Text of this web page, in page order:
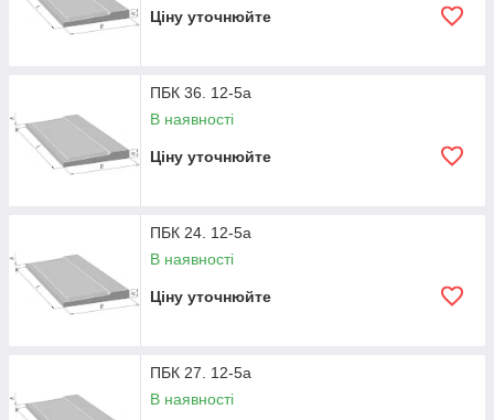
Ціну уточнюйте
ПБК 36. 12-5а
В наявності
Ціну уточнюйте
ПБК 24. 12-5а
В наявності
Ціну уточнюйте
ПБК 27. 12-5а
В наявності